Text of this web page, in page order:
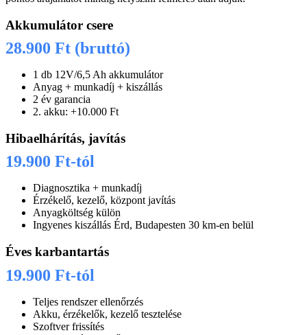
Akkumulátor csere
28.900 Ft (bruttó)
1 db 12V/6,5 Ah akkumulátor
Anyag + munkadíj + kiszállás
2 év garancia
2. akku: +10.000 Ft
Hibaelhárítás, javítás
19.900 Ft-tól
Diagnosztika + munkadíj
Érzékelő, kezelő, központ javítás
Anyagköltség külön
Ingyenes kiszállás Érd, Budapesten 30 km-en belül
Éves karbantartás
19.900 Ft-tól
Teljes rendszer ellenőrzés
Akku, érzékelők, kezelő tesztelése
Szoftver frissítés